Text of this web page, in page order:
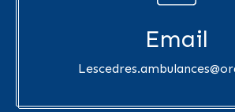
Email